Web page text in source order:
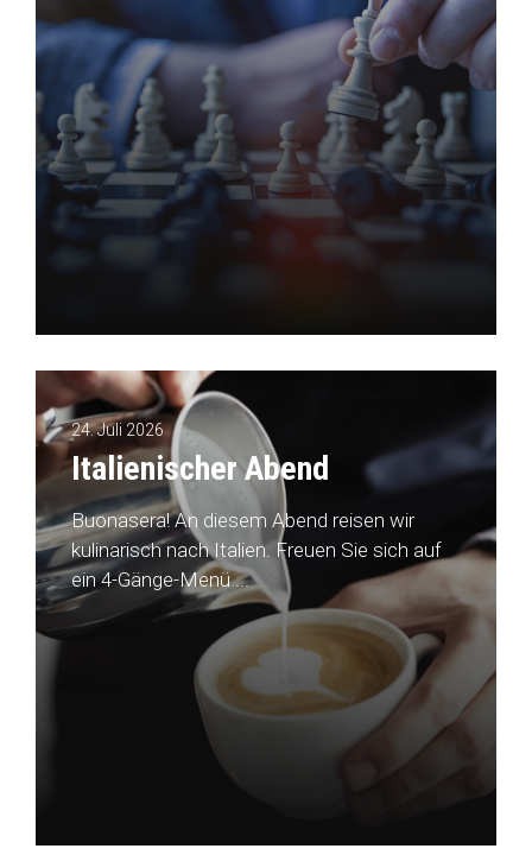
24. Juli 2026
Italienischer Abend
Buonasera! An diesem Abend reisen wir
kulinarisch nach Italien. Freuen Sie sich auf
ein 4-Gänge-Menü ...